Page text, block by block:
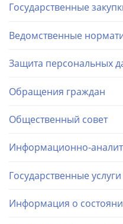
Государственные
Ведомственные
Защита персональных
Обращения граждан
Общественный совет
Информационно-
Государственные услуги
Информация о